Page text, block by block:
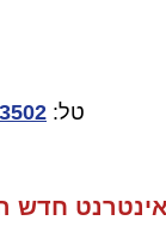
טל:
חדש